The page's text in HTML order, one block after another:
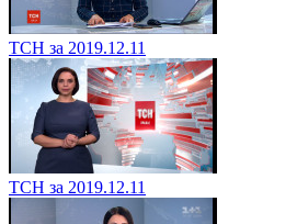
ТСН за 2019.12.11
ТСН за 2019.12.11